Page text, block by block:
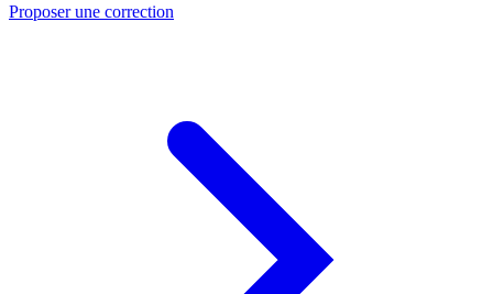
Proposer une correction